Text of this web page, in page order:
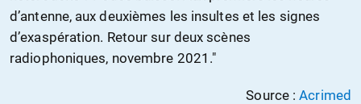
d’antenne, aux deuxièmes les insultes et les signes
d’exaspération. Retour sur deux scènes
radiophoniques, novembre 2021."
Source :Acrimed